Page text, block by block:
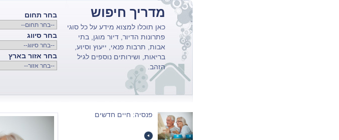
מדריך חיפוש
כאן תוכלו למצוא מידע על כל סוגי
פתרונות הדיור, דיור מוגן בתי
אבות , תרבות פנאי, ייעוץ וסיוע,
בריאות, ושירותים נוספים לגיל
הזהב.
בחר תחום
בחר סיווג
בחר אזור בארץ
פנסיה: חיים חדשים